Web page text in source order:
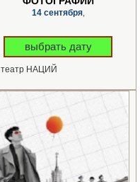
14 сентября,
выбрать дату
театр НАЦИЙ